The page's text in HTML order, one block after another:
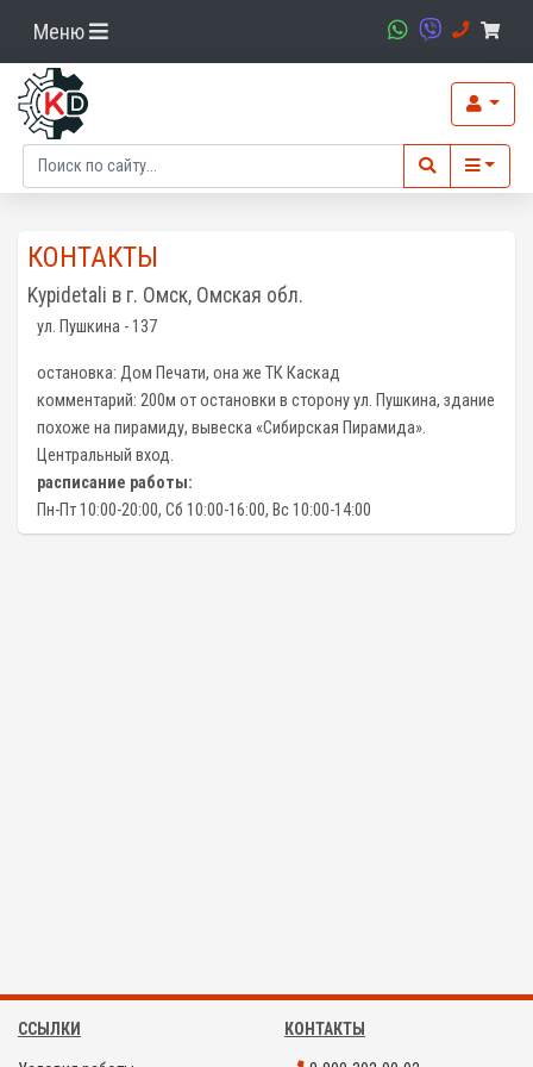
Меню
КОНТАКТЫ
Kypidetali в г. Омск, Омская обл.
ул. Пушкина - 137
остановка: Дом Печати, она же ТК Каскад
комментарий: 200м от остановки в сторону ул. Пушкина, здание
похоже на пирамиду, вывеска «Сибирская Пирамида».
Центральный вход.
расписание работы:
Пн-Пт 10:00-20:00, Сб 10:00-16:00, Вс 10:00-14:00
ССЫЛКИ КОНТАКТЫ